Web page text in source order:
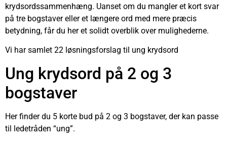
krydsordssammenhæng. Uanset om du mangler et kort svar
på tre bogstaver eller et længere ord med mere præcis
betydning, får du her et solidt overblik over mulighederne.
Vi har samlet 22 løsningsforslag til ung krydsord
Ung krydsord på 2 og 3
bogstaver
Her finder du 5 korte bud på 2 og 3 bogstaver, der kan passe
til ledetråden “ung”.